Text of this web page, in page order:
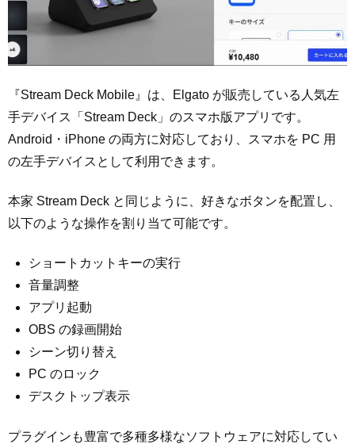
『Stream Deck Mobile』は、Elgato が販売している人気左
手デバイス「Stream Deck」のスマホ版アプリです。
Android・iPhone の両方に対応しており、スマホを PC 用
の左手デバイスとして利用できます。
本家 Stream Deck と同じように、好きなボタンを配置し、
以下のような操作を割り当て可能です。
ショートカットキーの実行
音量調整
アプリ起動
OBS の録画開始
シーン切り替え
PC のロック
デスクトップ表示
プラグインも豊富で多種多様なソフトウェアに対応してい